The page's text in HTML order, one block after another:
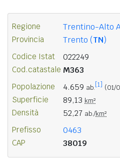
Regione Trentino-Alto
Provincia Trento (TN)
Codice Istat 022249
Cod.catastale M363
Popolazione 4.659 ab. [1] (01/
Superficie 89,13 km²
Densità 52,27 ab./km²
Prefisso 0463
CAP 38019